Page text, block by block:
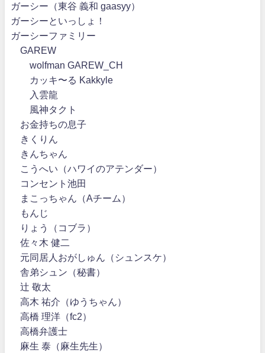
ガーシー（東谷 義和 gaasyy）
ガーシーといっしょ！
ガーシーファミリー
GAREW
wolfman GAREW_CH
カッキ〜る Kakkyle
入雲龍
風神タクト
お金持ちの息子
きくりん
きんちゃん
こうへい（ハワイのアテンダー）
コンセント池田
まこっちゃん（Aチーム）
もんじ
りょう（コブラ）
佐々木 健二
元同居人おがしゅん（シュンスケ）
舎弟シュン（秘書）
辻 敬太
高木 祐介（ゆうちゃん）
高橋 理洋（fc2）
高橋弁護士
麻生 泰（麻生先生）